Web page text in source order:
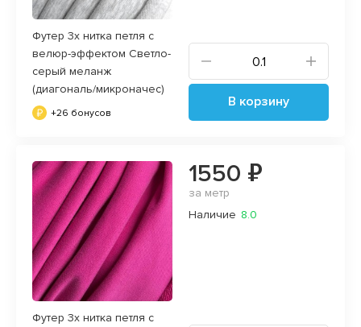
Футер 3х нитка петля с
велюр-эффектом Светло-
серый меланж
(диагональ/микроначес)
+26 бонусов
В корзину
Футер 3х нитка петля с
1550 ₽
за метр
Наличие 8.0